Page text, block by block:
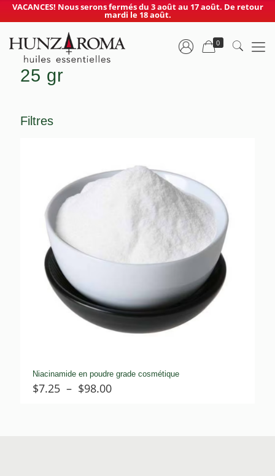
VACANCES! Nous serons fermés du 3 août au 17 août. De retour
mardi le 18 août.
0
25 gr
Filtres
Niacinamide en poudre grade cosmétique
$7.25 – $98.00Plage